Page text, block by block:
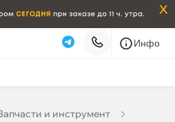
x
Инфо
и инструмент